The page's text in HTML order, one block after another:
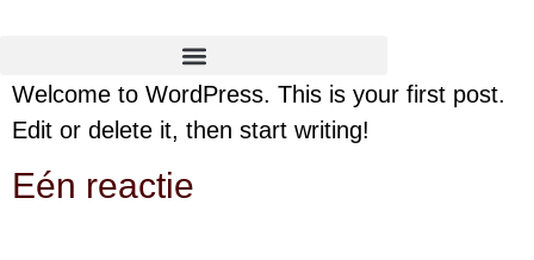
Welcome to WordPress. This is your first post.
Edit or delete it, then start writing!
Eén reactie